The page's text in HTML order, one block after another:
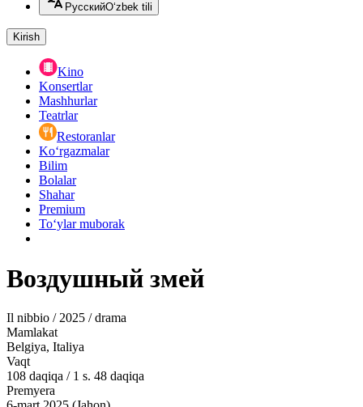
РусскийO‘zbek tili
Kirish
Kino
Konsertlar
Mashhurlar
Teatrlar
Restoranlar
Ko‘rgazmalar
Bilim
Bolalar
Shahar
Premium
Toʻylar muborak
Воздушный змей
Il nibbio / 2025 / drama
Mamlakat
Belgiya, Italiya
Vaqt
108 daqiqa / 1 s. 48 daqiqa
Premyera